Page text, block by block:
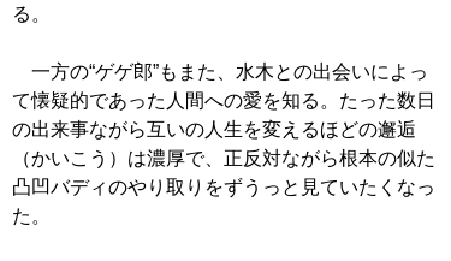
る。
一方の“ゲゲ郎”もまた、水木との出会いによっ
て懐疑的であった人間への愛を知る。たった数日
の出来事ながら互いの人生を変えるほどの邂逅
（かいこう）は濃厚で、正反対ながら根本の似た
凸凹バディのやり取りをずうっと見ていたくなっ
た。